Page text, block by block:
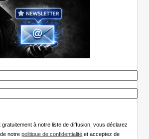
à notre liste de diffusion, vous déclarez
notrepolitique de confidentialité et acceptez de